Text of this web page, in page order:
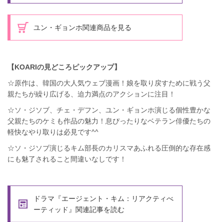
ユン・ギョンホ関連商品を見る
【KOARIの見どころピックアップ】
☆原作は、韓国の大人気ウェブ漫画！娘を取り戻すために戦う父
親たちが繰り広げる、迫力満点のアクションに注目！
☆ソ・ジソブ、チェ・デフン、ユン・ギョンホ演じる個性豊かな
父親たちのケミも作品の魅力！息ぴったりなベテラン俳優たちの
軽快なやり取りは必見です^^
☆ソ・ジソブ演じるキム部長のカリスマあふれる圧倒的な存在感
にも魅了されること間違いなしです！
ドラマ『エージェント・キム：リアクティべ
ーティッド』関連記事を読む